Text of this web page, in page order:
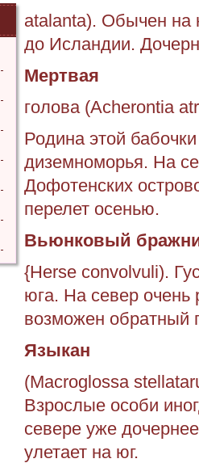
atalanta). Обычен на
до Исландии.
Мертвая
голова (Acherontia
Родина этой
диземноморья. На
Дофотенских
перелет осенью.
Вьюнковый
{Herse convolvuli).
юга. На север очень
возможен обратный
Языкан
(Macroglossa
Взрослые особи
севере уже
улетает на юг.